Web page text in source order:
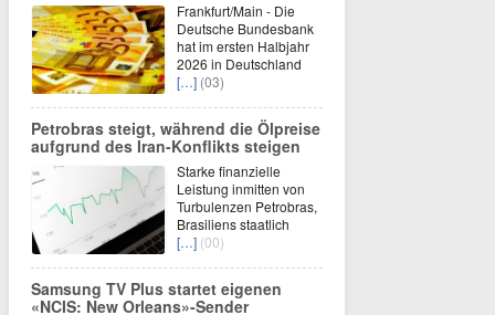
Frankfurt/Main - Die
Deutsche Bundesbank
hat im ersten Halbjahr
2026 in Deutschland
[…] (03)
Petrobras steigt, während die Ölpreise
aufgrund des Iran-Konflikts steigen
Starke finanzielle
Leistung inmitten von
Turbulenzen Petrobras,
Brasiliens staatlich
[…] (00)
Samsung TV Plus startet eigenen
«NCIS: New Orleans»-Sender